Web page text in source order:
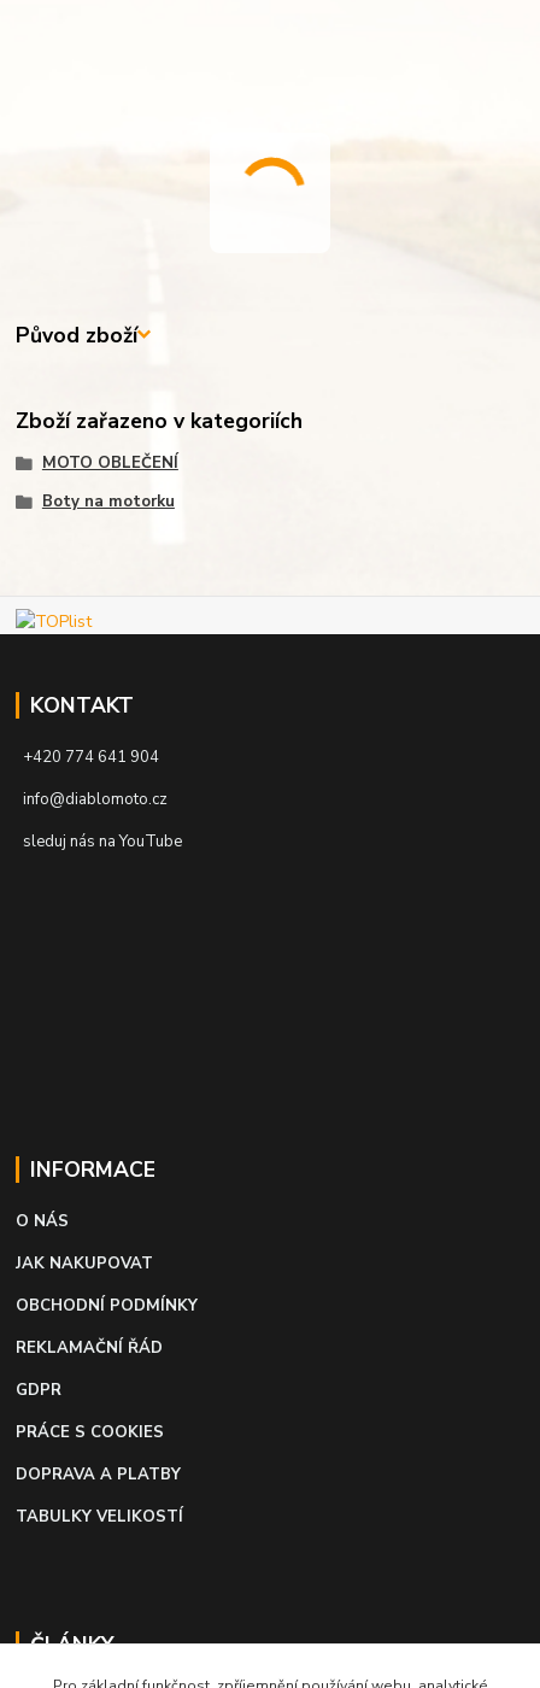
Původ zboží
Zboží zařazeno v kategoriích
MOTO OBLEČENÍ
Boty na motorku
KONTAKT
+420 774 641 904
info@diablomoto.cz
sleduj nás na YouTube
INFORMACE
O NÁS
JAK NAKUPOVAT
OBCHODNÍ PODMÍNKY
REKLAMAČNÍ ŘÁD
GDPR
PRÁCE S COOKIES
DOPRAVA A PLATBY
TABULKY VELIKOSTÍ
ČLÁNKY